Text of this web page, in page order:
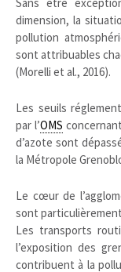
dimension, la
pollution
sont attribuables
(Morelli et al., 2016).
Les seuils
par l’OMS
d’azote sont
la Métropole
Le cœur de
sont
Les transports
l’exposition des
contribuent à la